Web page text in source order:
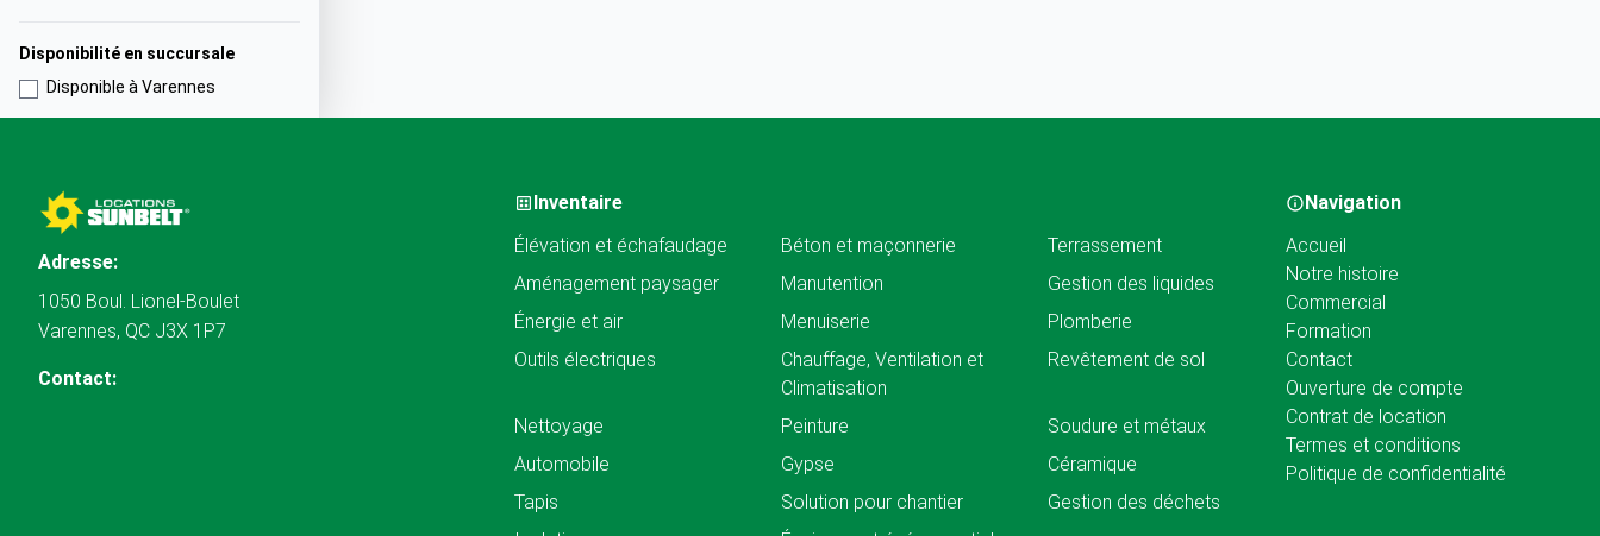
Disponibilité en succursale
Disponible à Varennes
Adresse:
1050 Boul. Lionel-Boulet
Varennes, QC J3X 1P7
Contact:
Inventaire
Élévation et échafaudage
Béton et maçonnerie
Terrassement
Aménagement paysager
Manutention
Gestion des liquides
Énergie et air
Menuiserie
Plomberie
Outils électriques
Chauffage, Ventilation et
Climatisation
Revêtement de sol
Nettoyage Peinture
Soudure et métaux
Automobile
Gypse
Céramique
Tapis
Solution pour chantier
Gestion des déchets
Navigation
Accueil
Notre histoire
Commercial
Formation
Contact
Ouverture de compte
Contrat de location
Termes et conditions
Politique de confidentialité